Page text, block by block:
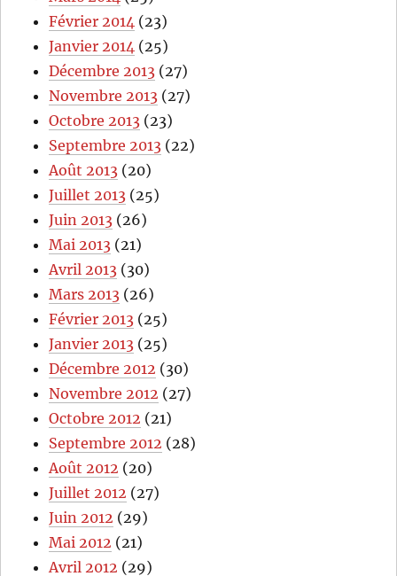
Février 2014 (23)
Janvier 2014 (25)
Décembre 2013 (27)
Novembre 2013 (27)
Octobre 2013 (23)
Septembre 2013 (22)
Août 2013 (20)
Juillet 2013 (25)
Juin 2013 (26)
Mai 2013 (21)
Avril 2013 (30)
Mars 2013 (26)
Février 2013 (25)
Janvier 2013 (25)
Décembre 2012 (30)
Novembre 2012 (27)
Octobre 2012 (21)
Septembre 2012 (28)
Août 2012 (20)
Juillet 2012 (27)
Juin 2012 (29)
Mai 2012 (21)
Avril 2012 (29)